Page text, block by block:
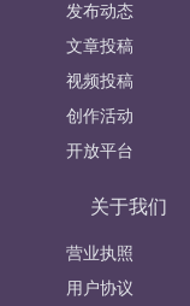
发布动态
文章投稿
视频投稿
创作活动
开放平台
关于我们
营业执照
用户协议